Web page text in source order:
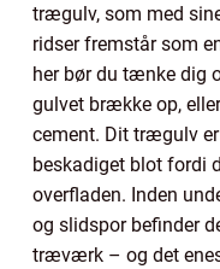
trægulv, som med
ridser fremstår som
her bør du tænke dig
gulvet brække op,
cement. Dit trægulv
beskadiget blot fordi
overfladen. Inden
og slidspor befinder
træværk – og det